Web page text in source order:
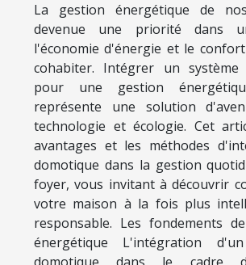
La gestion énergétique de
devenue une priorité dans
l'économie d'énergie et le
cohabiter. Intégrer un système
pour une gestion
représente une solution
technologie et écologie. Cet
avantages et les méthodes
domotique dans la gestion
foyer, vous invitant à découvrir
votre maison à la fois plus
responsable. Les fondements
énergétique L'intégration